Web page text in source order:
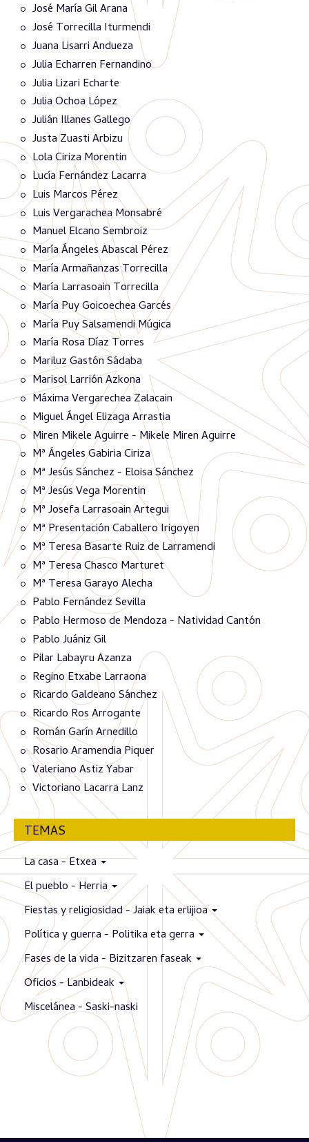
José María Gil Arana
José Torrecilla Iturmendi
Juana Lisarri Andueza
Julia Echarren Fernandino
Julia Lizari Echarte
Julia Ochoa López
Julián Illanes Gallego
Justa Zuasti Arbizu
Lola Ciriza Morentin
Lucía Fernández Lacarra
Luis Marcos Pérez
Luis Vergarachea Monsabré
Manuel Elcano Sembroiz
María Ángeles Abascal Pérez
María Armañanzas Torrecilla
María Larrasoain Torrecilla
María Puy Goicoechea Garcés
María Puy Salsamendi Múgica
María Rosa Díaz Torres
Mariluz Gastón Sádaba
Marisol Larrión Azkona
Máxima Vergarechea Zalacain
Miguel Ángel Elizaga Arrastia
Miren Mikele Aguirre - Mikele Miren Aguirre
Mª Ángeles Gabiria Ciriza
Mª Jesús Sánchez - Eloisa Sánchez
Mª Jesús Vega Morentin
Mª Josefa Larrasoain Artegui
Mª Presentación Caballero Irigoyen
Mª Teresa Basarte Ruiz de Larramendi
Mª Teresa Chasco Marturet
Mª Teresa Garayo Alecha
Pablo Fernández Sevilla
Pablo Hermoso de Mendoza - Natividad Cantón
Pablo Juániz Gil
Pilar Labayru Azanza
Regino Etxabe Larraona
Ricardo Galdeano Sánchez
Ricardo Ros Arrogante
Román Garín Arnedillo
Rosario Aramendia Piquer
Valeriano Astiz Yabar
Victoriano Lacarra Lanz
TEMAS
La casa - Etxea
El pueblo - Herria
Fiestas y religiosidad - Jaiak eta erlijioa
Política y guerra - Politika eta gerra
Fases de la vida - Bizitzaren faseak
Oficios - Lanbideak
Miscelánea - Saski-naski